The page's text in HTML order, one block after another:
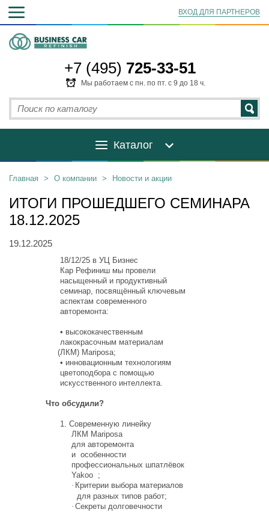
+7 (495) 725-33-51
Мы работаем с пн. по пт. с 9 до 18 ч.
ВХОД ДЛЯ ПАРТНЕРОВ
Каталог
Главная > О компании > Новости и акции
ИТОГИ ПРОШЕДШЕГО СЕМИНАРА
18.12.2025
19.12.2025
18/12/25 в УЦ Бизнес
Кар Рефиниш мы провели
насыщенный и продуктивный
семинар, посвящённый ключевым
аспектам современного
авторемонта:
• высококачественным
лакокрасочным материалам
(ЛКМ) Mariposa;
• инновационным технологиям
цветоподбора с помощью
искусственного интеллекта.
Что обсудили?
1. Современную линейку
ЛКМ Mariposa
для авторемонта
и особенности
профессиональных шпатлёвок
Yakoo ;
· Критерии выбора материалов
для разных типов работ;
· Секреты долговечности